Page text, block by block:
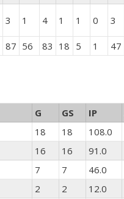
3 1 4 1 1 0 3
87 56 83 18 5 1 47
G GS IP
18 18 108.0
16 16 91.0
7 7 46.0
2 2 12.0